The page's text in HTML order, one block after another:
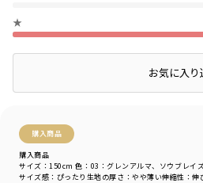
★
表示：新しい順
購入商品
購入商品
サイズ感 ：ぴったり 生地の厚さ ：やや薄い伸縮性 ：
サイズ：150cm 色：03：グレンアルマ、ソウブレイ
店頭在庫を確認するお気に入り